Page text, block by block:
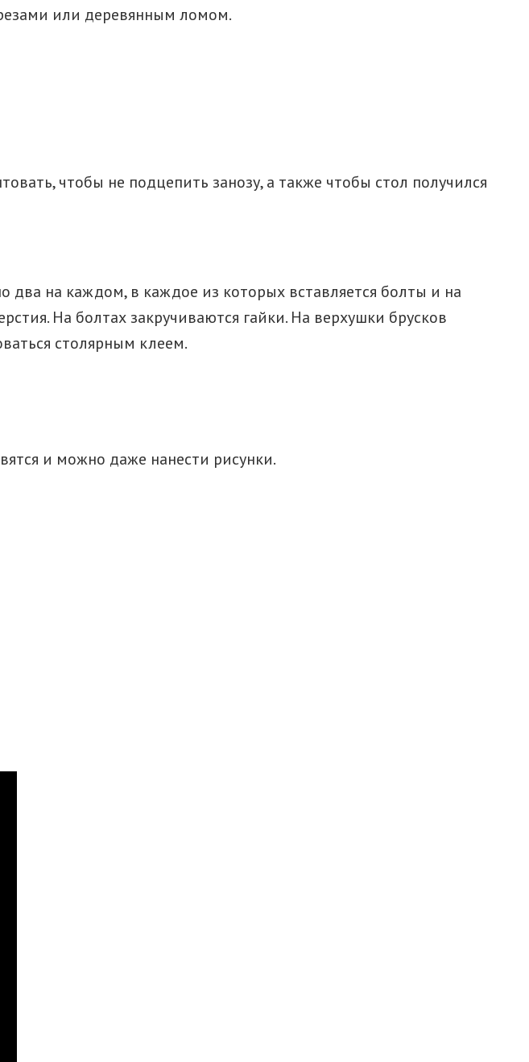
или деревянным ломом.
чтобы не подцепить занозу, а также чтобы стол получился
два на каждом, в каждое из которых вставляется болты и на
На болтах закручиваются гайки. На верхушки брусков
столярным клеем.
и можно даже нанести рисунки.